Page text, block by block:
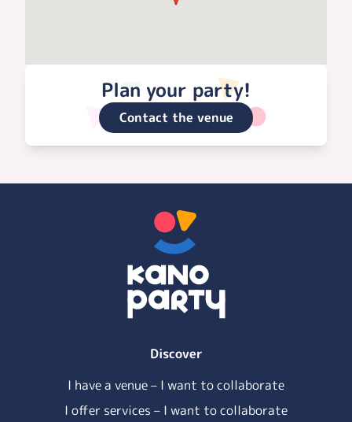
Plan your party!
Contact the venue
Discover
I have a venue – I want to collaborate
I offer services – I want to collaborate